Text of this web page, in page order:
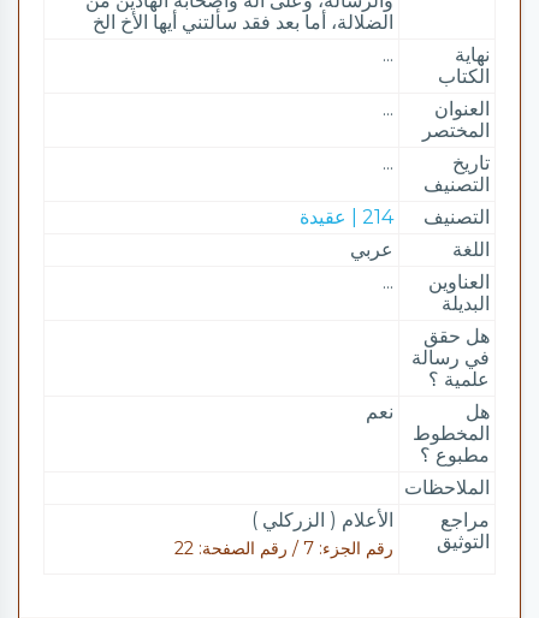
الضلالة، أما بعد فقد سألتني أيها الأخ الخ
نهاية
الكتاب
...
العنوان
المختصر
...
تاريخ
التصنيف
...
التصنيف
214 | عقيدة
اللغة
عربي
العناوين
البديلة
...
هل حقق
في رسالة
علمية ؟
هل
المخطوط
مطبوع ؟
نعم
الملاحظات
مراجع
التوثيق
الأعلام ( الزركلي )
رقم الجزء: 7 / رقم الصفحة: 22